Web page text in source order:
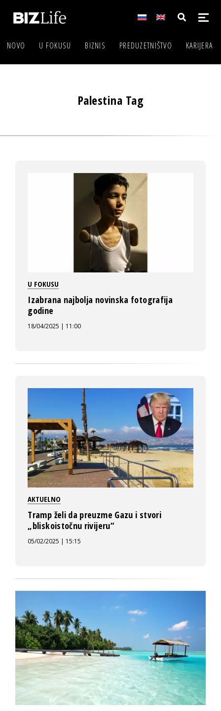
NOVO U FOKUSU BIZNIS PREDUZETNIŠTVO KARIJERA
Palestina Tag
U FOKUSU
Izabrana najbolja novinska fotografija
godine
18/04/2025 | 11:00
AKTUELNO
Tramp želi da preuzme Gazu i stvori
„bliskoistočnu rivijeru“
05/02/2025 | 15:15